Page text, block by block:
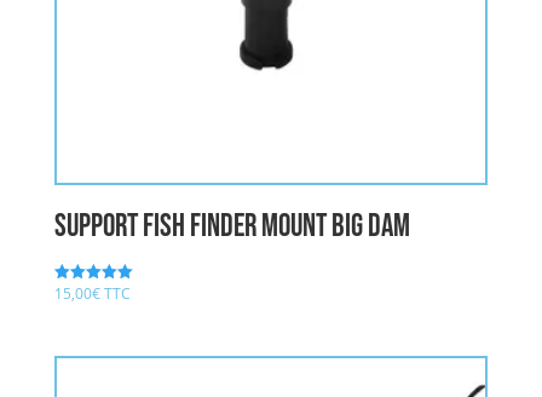
Support Fish Finder Mount Big DAM
Note
15,00€TTC